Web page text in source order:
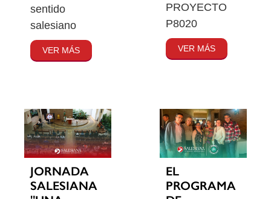
sentido
salesiano
VER MÁS
PROYECTO
P8020
VER MÁS
JORNADA
SALESIANA
EL
PROGRAMA